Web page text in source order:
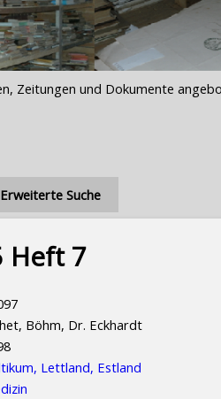
Zeitungen und Dokumente
Erweiterte Suche
Heft 7
Böhm, Dr. Eckhardt
Lettland, Estland